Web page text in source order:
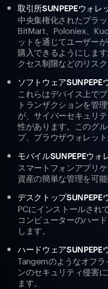
取引所SUNPEPEウォレ
中央集権化されたプラ
BitMart、Poloniex、
ットを通じてユーザー
購入できるようにしま
クセス制限などのリスク
ソフトウェアSUNPEPE
これらはデバイス上で
トランザクションを管
が、サイバーセキュリ
性があります。このグ
プ、ブラウザウォレット
モバイルSUNPEPEウォ
スマートフォンアプリ
資産の簡単な管理を可能
デスクトップSUNPEPE
PCにインストールされ
コンピューターのハー
します。
ハードウェアSUNPEPE
Tangemのようなオフ
ンのセキュリティ侵害
ます。